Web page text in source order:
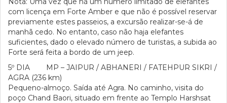
com licença em Forte Amber e que não é possível reservar
previamente estes passeios, a excursão realizar-se-á de
manhã cedo. No entanto, caso não haja elefantes
suficientes, dado o elevado número de turistas, a subida ao
Forte será feita a bordo de um jeep.
5º DIA MP – JAIPUR / ABHANERI / FATEHPUR SIKRI /
AGRA (236 km)
Pequeno-almoço. Saída até Agra. No caminho, visita do
poço Chand Baori, situado em frente ao Templo Harshsat